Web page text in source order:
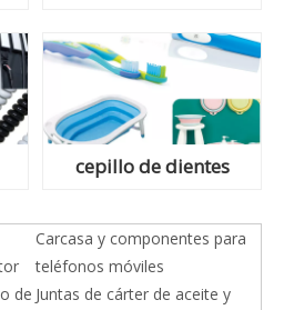
cepillo de dientes
de
Carcasa y componentes para
teléfonos móviles
Juntas de cárter de aceite y